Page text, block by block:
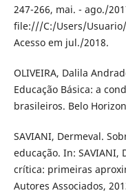
247-266, mai. - ago./
file:///C:/Users/Usuario/
Acesso em jul./2018.
OLIVEIRA, Dalila
Educação Básica: a
brasileiros. Belo
SAVIANI, Dermeval.
educação. In: SAVIANI,
crítica: primeiras
Autores Associados,